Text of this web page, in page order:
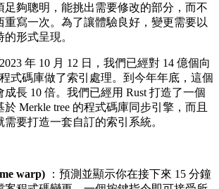
足夠聰明，能挑出需要修改的部分，而不
重寫一次。為了讓體驗良好，變更需要以
形式呈現。
年 10 月 12 日，我們已經對 14 億個向
式碼庫做了索引處理。到今年年底，這個
成長 10 倍。我們已經用 Rust 打造了一個
Merkle tree 的程式碼庫同步引擎，而且
要打造一套自訂的索引系統。
warp)
：預測並顯示你在接下來 15 分鐘